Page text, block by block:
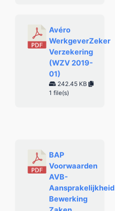
Avéro
WerkgeverZeker
Verzekering
(WZV 2019-
01)
242.45 KB
1 file(s)
BAP
Voorwaarden
AVB-
Aansprakelijkheid
Bewerking